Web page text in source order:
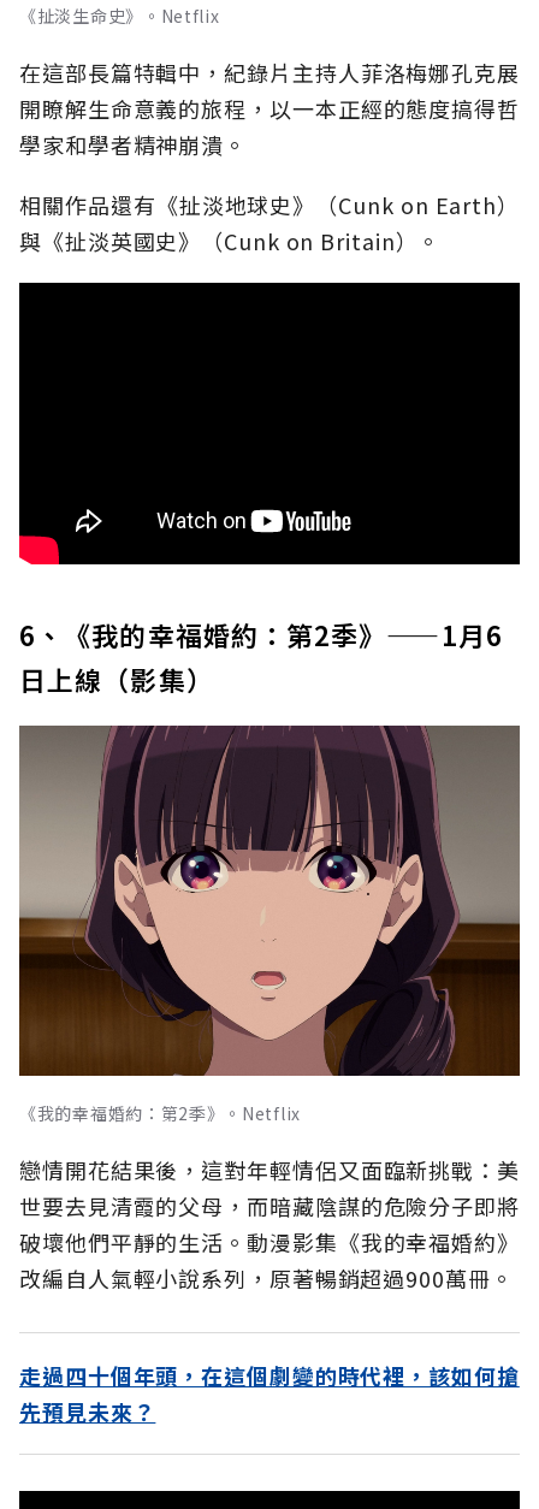
《扯淡生命史》。Netflix
在這部長篇特輯中，紀錄片主持人菲洛梅娜孔克展
開瞭解生命意義的旅程，以一本正經的態度搞得哲
學家和學者精神崩潰。
相關作品還有《扯淡地球史》（Cunk on Earth）
與《扯淡英國史》（Cunk on Britain）。
6、《我的幸福婚約：第2季》——1月6
日上線（影集）
《我的幸福婚約：第2季》。Netflix
戀情開花結果後，這對年輕情侶又面臨新挑戰：美
世要去見清霞的父母，而暗藏陰謀的危險分子即將
破壞他們平靜的生活。動漫影集《我的幸福婚約》
改編自人氣輕小說系列，原著暢銷超過900萬冊。
走過四十個年頭，在這個劇變的時代裡，該如何搶
先預見未來？